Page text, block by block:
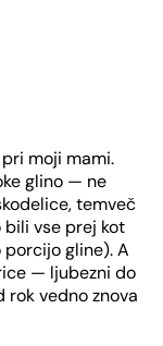
moji mami.
glino — ne
temveč
bili vse prej kot
gline). A
— ljubezni do
rok vedno znova